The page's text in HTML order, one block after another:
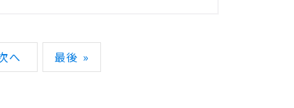
へ 最後 »